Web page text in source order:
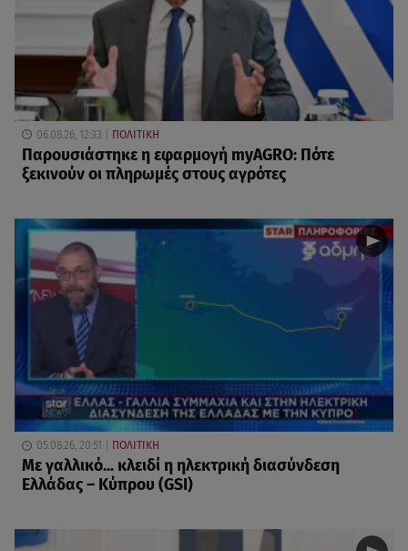
06.08.26, 12:33 ΠΟΛΙΤΙΚΗ
Παρουσιάστηκε η εφαρμογή myAGRO: Πότε
ξεκινούν οι πληρωμές στους αγρότες
05.08.26, 20:51 ΠΟΛΙΤΙΚΗ
Με γαλλικό... κλειδί η ηλεκτρική διασύνδεση
Ελλάδας – Κύπρου (GSI)